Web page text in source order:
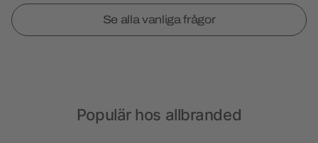
Se alla vanliga frågor
Populär hos allbranded